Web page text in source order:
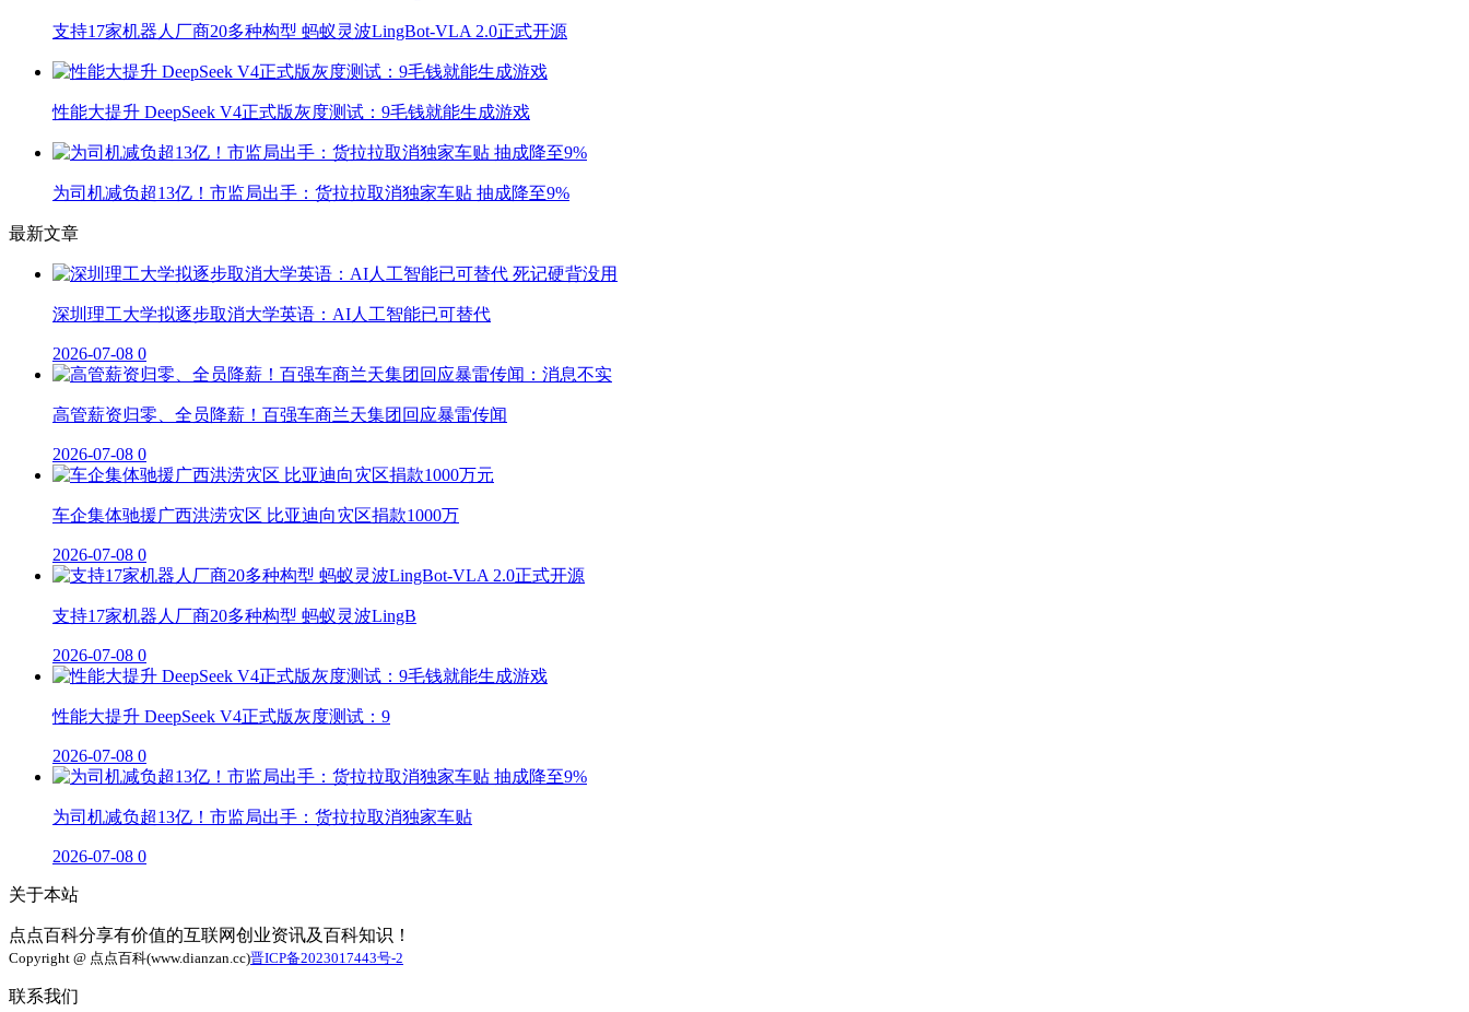
支持17家机器人厂商20多种构型 蚂蚁灵波LingBot-VLA 2.0正式开源
性能大提升 DeepSeek V4正式版灰度测试：9毛钱就能生成游戏
为司机减负超13亿！市监局出手：货拉拉取消独家车贴 抽成降至9%
最新文章
深圳理工大学拟逐步取消大学英语：AI人工智能已可替代
2026-07-08 0
高管薪资归零、全员降薪！百强车商兰天集团回应暴雷传闻
2026-07-08 0
车企集体驰援广西洪涝灾区 比亚迪向灾区捐款1000万
2026-07-08 0
支持17家机器人厂商20多种构型 蚂蚁灵波LingB
2026-07-08 0
性能大提升 DeepSeek V4正式版灰度测试：9
2026-07-08 0
为司机减负超13亿！市监局出手：货拉拉取消独家车贴
2026-07-08 0
关于本站
点点百科分享有价值的互联网创业资讯及百科知识！
Copyright @ 点点百科(www.dianzan.cc)晋ICP备2023017443号-2
联系我们